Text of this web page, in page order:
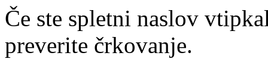
Če ste spletni naslov
preverite črkovanje.